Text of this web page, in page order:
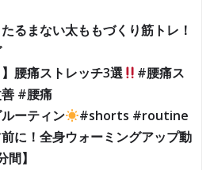
るまない太ももづくり筋トレ！
】腰痛ストレッチ3選
#腰痛ス
#腰痛
ーティン
#shorts #routine
に！全身ウォーミングアップ動
】